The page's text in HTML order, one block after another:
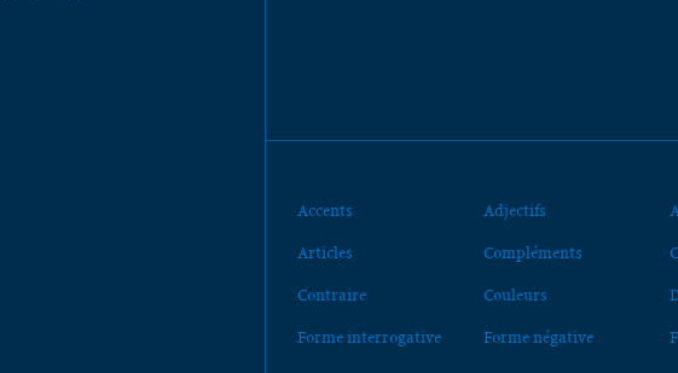
Accents Adjectifs
Articles Compléments
Contraire Couleurs
Forme interrogative Forme négative